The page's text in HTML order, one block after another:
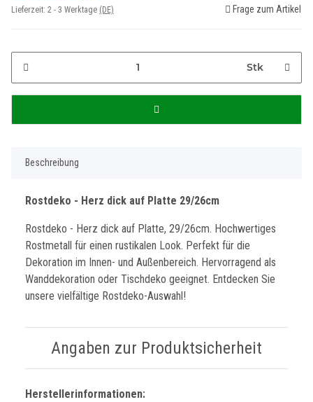
Lieferzeit: 2 - 3 Werktage (DE) Frage zum Artikel
Stk
Beschreibung
Rostdeko - Herz dick auf Platte 29/26cm
Rostdeko - Herz dick auf Platte, 29/26cm. Hochwertiges
Rostmetall für einen rustikalen Look. Perfekt für die
Dekoration im Innen- und Außenbereich. Hervorragend als
Wanddekoration oder Tischdeko geeignet. Entdecken Sie
unsere vielfältige Rostdeko-Auswahl!
Angaben zur Produktsicherheit
Herstellerinformationen: